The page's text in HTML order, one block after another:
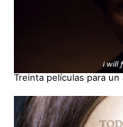
Treinta películas para